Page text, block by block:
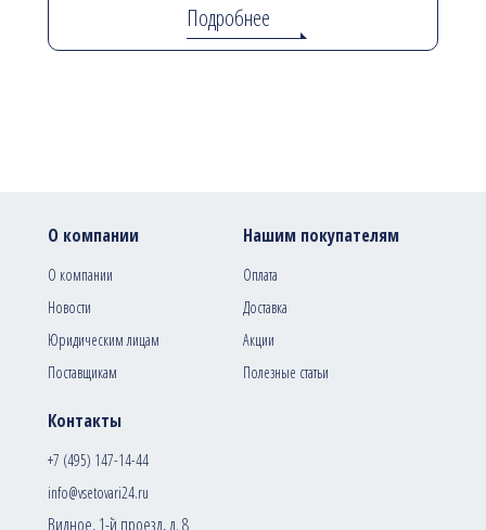
Подробнее
Контакты
+7 (495) 147-14-44
info@vsetovari24.ru
Видное, 1-й проезд, д. 8
О компании
О компании
Новости
Юридическим лицам
Поставщикам
Нашим покупателям
Оплата
Доставка
Акции
Полезные статьи